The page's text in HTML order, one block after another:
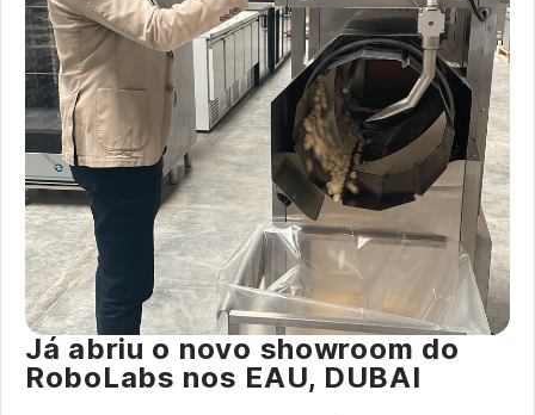
Já abriu o novo showroom do
RoboLabs nos EAU, DUBAI